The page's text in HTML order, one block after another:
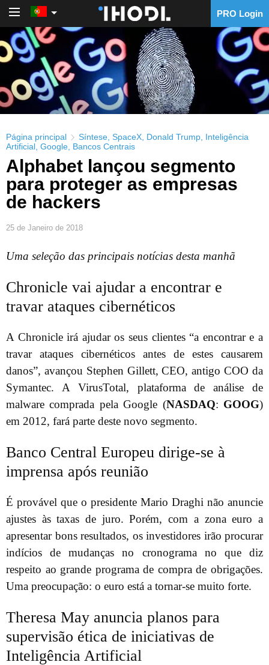
PRO Login
Página principal Síntese SpaceX Donald Trump Inteligência
Artificial Google Bancos Centrais
Alphabet lançou segmento
para proteger as empresas
de hackers
25 de Janeiro de 2018
Uma seleção das principais notícias desta manhã
Chronicle vai ajudar a encontrar e
travar ataques cibernéticos
A Chronicle irá ajudar os seus clientes “a encontrar e a
travar ataques cibernéticos antes de estes causarem
danos”, avançou Stephen Gillett, CEO, antigo COO da
Symantec. A VirusTotal, plataforma de análise de
malware comprada pela Google (NASDAQ: GOOG)
em 2012, fará parte deste novo segmento.
Banco Central Europeu dirige-se à
imprensa após reunião
É provável que o presidente Mario Draghi não anuncie
ajustes às taxas de juro. Porém, com a zona euro a
apresentar bons resultados, os investidores irão procurar
indícios de mudanças no cronograma no que diz
respeito ao grande programa de compra de obrigações.
Uma preocupação: o euro está a tornar-se muito forte.
Theresa May anuncia planos para
supervisão ética de iniciativas de
Inteligência Artificial